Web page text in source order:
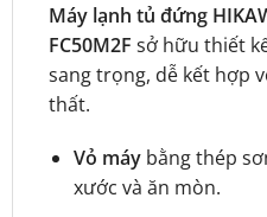
Máy lạnh tủ đứng
FC50M2F sở hữu thiết
sang trọng, dễ kết hợp
thất.
Vỏ máybằng thép
xước và ăn mòn.